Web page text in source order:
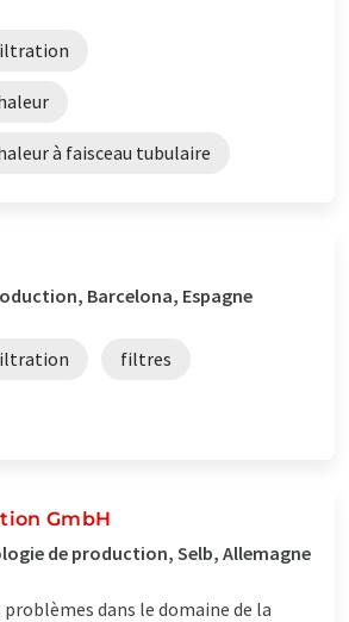
à faisceau tubulaire
Barcelona, Espagne
filtres
GmbH
de production, Selb, Allemagne
dans le domaine de la